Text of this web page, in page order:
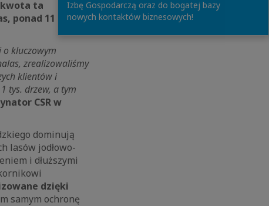
kwota ta
ponad 11 tys.
kluczowym
zrealizowaliśmy
klientów i
tys. drzew, a tym
CSR w
dominują
lasów jodłowo-
i dłuższymi
dzięki
samym ochronę
Izbę Gospodarczą oraz do bogatej bazy
nowych kontaktów biznesowych!